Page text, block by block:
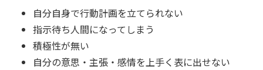
自分自身で行動計画を立てられない
指示待ち人間になってしまう
積極性が無い
自分の意思・主張・感情を上手く表に出せない